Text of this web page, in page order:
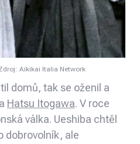
Aikikai Italia Network
domů, tak se oženil a
Hatsu Itogawa. V roce
válka. Ueshiba chtěl
dobrovolník, ale